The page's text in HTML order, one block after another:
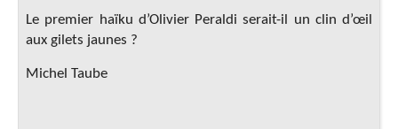
Le premier haïku d’Olivier Peraldi serait-il un clin d’œil
aux gilets jaunes ?
Michel Taube